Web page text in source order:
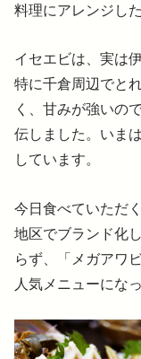
料理にアレンジし
イセエビは、実は
特に千倉周辺でと
く、甘みが強いの
伝しました。いま
しています。
今日食べていただ
地区でブランド化
らず、「メガアワ
人気メニューにな